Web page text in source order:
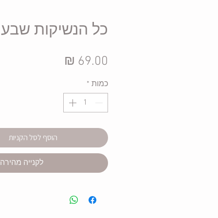
כל הנשיקות
כמות *
הוסף לסל הקניות
לקנייה מהירה